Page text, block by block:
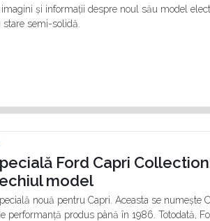
și informații despre noul său model
stare semi-solidă.
Ford Capri
model
nouă pentru Capri. Aceasta se numește
performanță produs până în 1986. Totodată,